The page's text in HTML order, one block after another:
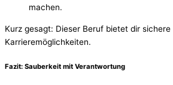
machen.
Kurz gesagt: Dieser Beruf bietet dir
Karrieremöglichkeiten.
Fazit: Sauberkeit mit Verantwortung